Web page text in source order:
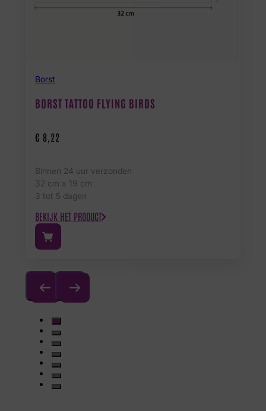
Borst
BORST TATTOO FLYING BIRDS
€ 8,22
Binnen 24 uur verzonden
32 cm x 19 cm
3 tot 5 dagen
BEKIJK HET PRODUCT